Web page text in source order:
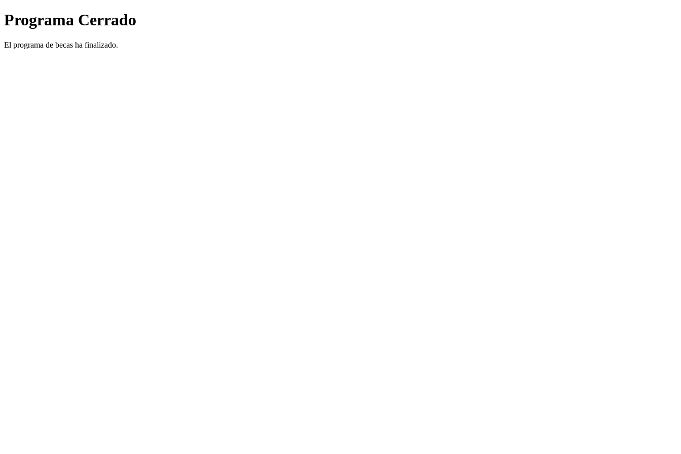
Programa Cerrado
El programa de becas ha finalizado.